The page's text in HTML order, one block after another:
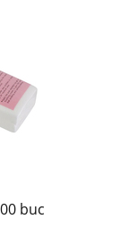
buc